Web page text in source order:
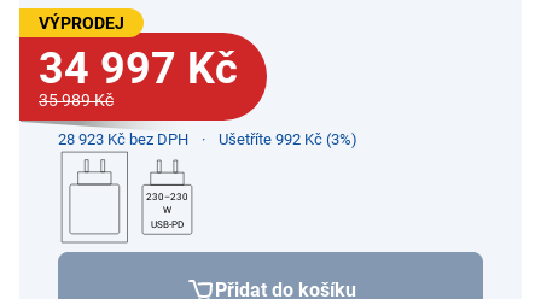
VÝPRODEJ
34 997 Kč
35 989 Kč
28 923 Kč bez DPH Ušetříte 992 Kč (3%)
230–230
W
USB-PD
Přidat do košíku